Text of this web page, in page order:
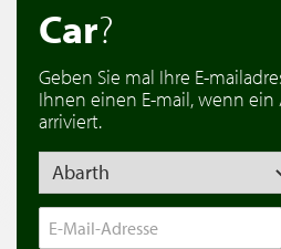
Car?
Geben Sie mal Ihre E-
Ihnen einen E-mail, wenn ein
arriviert.